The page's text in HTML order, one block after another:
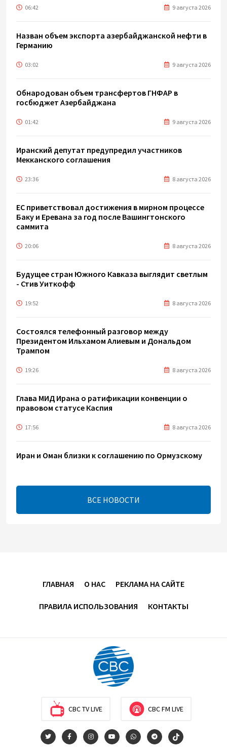
06:42 9 августа 2026
Назван объем экспорта азербайджанской нефти в
Германию
03:02 9 августа 2026
Обнародован объем трансфертов ГНФАР в
госбюджет Азербайджана
01:42 9 августа 2026
Иранский депутат предупредил участников
Мекканского соглашения
23:36 8 августа 2026
ЕС приветствовал достижения в мирном процессе
Баку и Еревана за год после Вашингтонского
саммита
20:06 8 августа 2026
Будущее стран Южного Кавказа выглядит светлым
- Стив Уиткофф
19:52 8 августа 2026
Состоялся телефонный разговор между
Президентом Ильхамом Алиевым и Дональдом
Трампом
19:26 8 августа 2026
Глава МИД Ирана о ратификации конвенции о
правовом статусе Каспия
17:56 8 августа 2026
Иран и Оман близки к соглашению по Ормузскому
17:46 8 августа 2026
Телефонный разговор лидеров - показатель
Хикмет Гаджиев поделился публикацией в связи с
годовщиной Вашингтонского саммита (ВИДЕО)
8 августа 2026
В минобороны Азербайджана прошло собрание
военных атташе в зарубежных странах (ФОТО)
годовщины Вашингтонского саммита
ВСЕ НОВОСТИ
ГЛАВНАЯ О НАС РЕКЛАМА НА САЙТЕ
ПРАВИЛА ИСПОЛЬЗОВАНИЯ КОНТАКТЫ
CBC TV LIVE CBC FM LIVE